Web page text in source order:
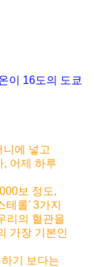
이
16도의 도쿄
에 넣고
, 어제 하루
보 정도,
테롤' 3가지
리의 혈관을
가장 기본인
기 보다는